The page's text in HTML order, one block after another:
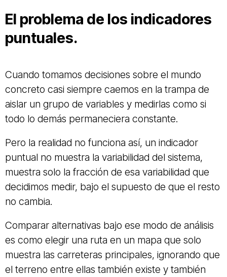
El problema de los indicadores
puntuales.
Cuando tomamos decisiones sobre el mundo
concreto casi siempre caemos en la trampa de
aislar un grupo de variables y medirlas como si
todo lo demás permaneciera constante.
Pero la realidad no funciona así, un indicador
puntual no muestra la variabilidad del sistema,
muestra solo la fracción de esa variabilidad que
decidimos medir, bajo el supuesto de que el resto
no cambia.
Comparar alternativas bajo ese modo de análisis
es como elegir una ruta en un mapa que solo
muestra las carreteras principales, ignorando que
el terreno entre ellas también existe y también